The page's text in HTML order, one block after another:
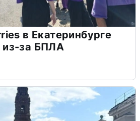
в Екатеринбурге
из-за БПЛА